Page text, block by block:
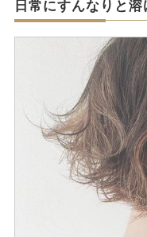
日常にすんなりと